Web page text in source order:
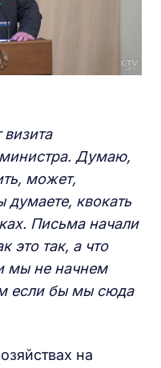
Думаю,
может,
думаете, квокать
Письма начали
это так, а что
мы не начнем
если бы мы сюда
на